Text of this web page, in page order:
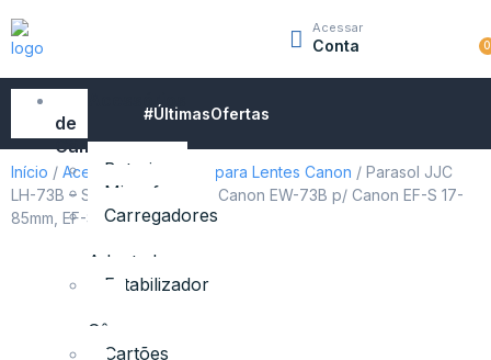
Acessar
Conta 0
Acessórios
de
Câmeras
Baterias
Microfones
Carregadores
Adaptadores
Estabilizador
Câmeras
Cartões
#ÚltimasOfertas
Início / Acessórios Parasol para Lentes Canon / Parasol JJC
LH-73B – Substitui o Parasol Canon EW-73B p/ Canon EF-S 17-
85mm, EF-S 18-135mm